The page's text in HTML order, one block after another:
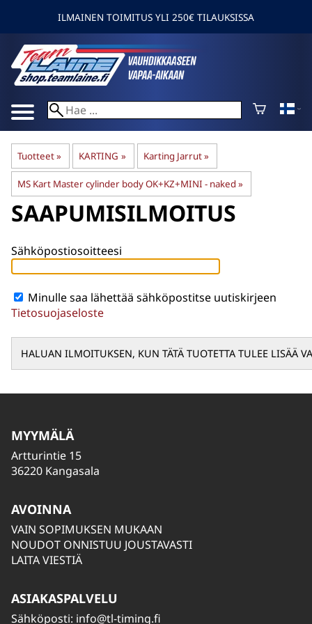
ILMAINEN TOIMITUS YLI 250€ TILAUKSISSA
Tuotteet‪» KARTING ‪» Karting Jarrut‪»
MS Kart Master cylinder body OK+KZ+MINI - naked ‪»
SAAPUMISILMOITUS
Sähköpostiosoitteesi
Minulle saa lähettää sähköpostitse uutiskirjeen
Tietosuojaseloste
MYYMÄLÄ
Artturintie 15
36220 Kangasala
AVOINNA
VAIN SOPIMUKSEN MUKAAN
NOUDOT ONNISTUU JOUSTAVASTI
LAITA VIESTIÄ
ASIAKASPALVELU
Sähköposti: info@tl-timing.fi